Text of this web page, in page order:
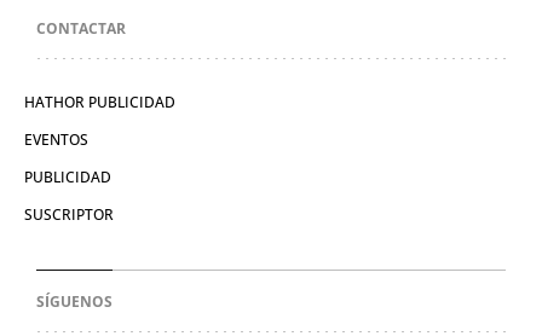
CONTACTAR
HATHOR PUBLICIDAD
EVENTOS
PUBLICIDAD
SUSCRIPTOR
SÍGUENOS